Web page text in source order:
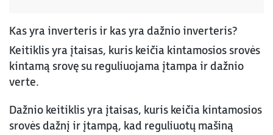
Kas yra inverteris ir kas yra dažnio inverteris?
Keitiklis yra įtaisas, kuris keičia kintamosios srovės
kintamą srovę su reguliuojama įtampa ir dažnio
verte.
Dažnio keitiklis yra įtaisas, kuris keičia kintamosios
srovės dažnį ir įtampą, kad reguliuotų mašiną